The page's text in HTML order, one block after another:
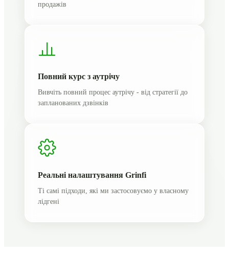
продажів
Повний курс з аутрічу
Вивчіть повний процес аутрічу - від стратегії до
запланованих дзвінків
Реальні налаштування Grinfi
Ті самі підходи, які ми застосовуємо у власному
лідгені